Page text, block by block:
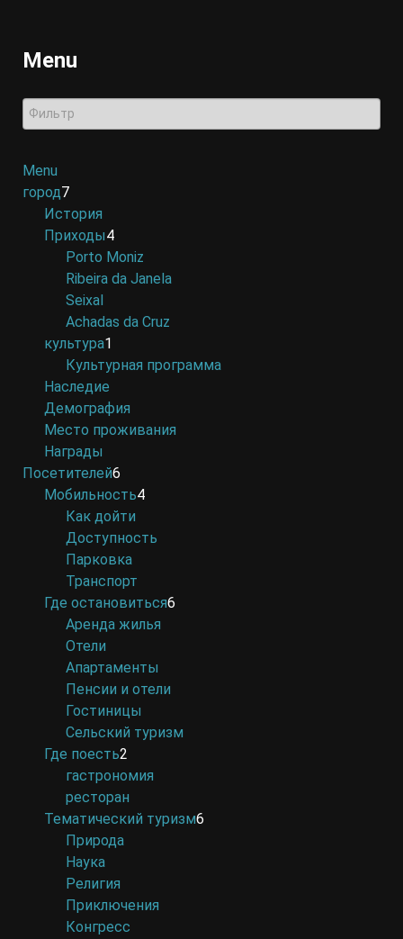
Menu
Menu
город7
История
Приходы4
Porto Moniz
Ribeira da Janela
Seixal
Achadas da Cruz
культура1
Культурная программа
Наследие
Демография
Место проживания
Награды
Посетителей6
Мобильность4
Как дойти
Доступность
Парковка
Транспорт
Где остановиться6
Аренда жилья
Отели
Апартаменты
Пенсии и отели
Гостиницы
Сельский туризм
Где поесть2
гастрономия
ресторан
Тематический туризм6
Природа
Наука
Религия
Приключения
Конгресс